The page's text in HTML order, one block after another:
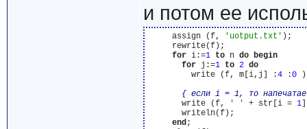
и потом ее
     assign (f,
'uotput.txt' );
     rewrite(f);
for i:=1 to n do begin
for j:=1 to 2 do
         write (f, m[i,j] :
4 :0
{ если i = 1, то
       write (f,
' ' + str[i = 1
       writeln(f);
end;